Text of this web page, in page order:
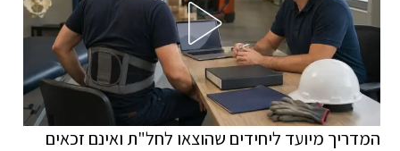
המדריך מיועד ליחידים שהוצאו לחל"ת ואינם זכאים